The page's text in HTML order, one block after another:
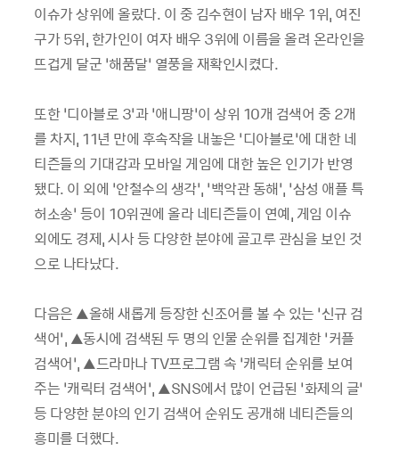
이슈가 상위에 올랐다. 이 중 김수현이 남자 배우 1위, 여진
구가 5위, 한가인이 여자 배우 3위에 이름을 올려 온라인을
뜨겁게 달군 ‘해품달’ 열풍을 재확인시켰다.
또한 ‘디아블로 3’과 ‘애니팡’이 상위 10개 검색어 중 2개
를 차지, 11년 만에 후속작을 내놓은 ‘디아블로’에 대한 네
티즌들의 기대감과 모바일 게임에 대한 높은 인기가 반영
됐다. 이 외에 ‘안철수의 생각’, ‘백악관 동해’, ‘삼성 애플 특
허소송’ 등이 10위권에 올라 네티즌들이 연예, 게임 이슈
외에도 경제, 시사 등 다양한 분야에 골고루 관심을 보인 것
으로 나타났다.
다음은 ▲올해 새롭게 등장한 신조어를 볼 수 있는 ‘신규 검
색어’, ▲동시에 검색된 두 명의 인물 순위를 집계한 ‘커플
검색어’, ▲드라마나 TV프로그램 속 ‘캐릭터 순위를 보여
주는 ‘캐릭터 검색어’, ▲SNS에서 많이 언급된 ‘화제의 글’
등 다양한 분야의 인기 검색어 순위도 공개해 네티즌들의
흥미를 더했다.